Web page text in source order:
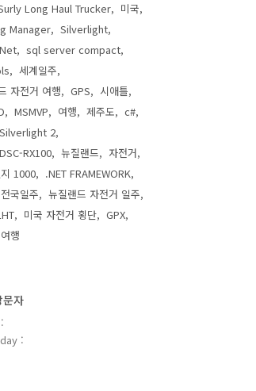
Long Haul Trucker
미국
Manager
Silverlight
sql server compact
세계일주
자전거 여행
GPS
시애틀
MSMVP 여행 제주도
c#
Silverlight 2
RX100
뉴질랜드
자전거
1000
.NET FRAMEWORK
국일주
뉴질랜드 자전거 일주
미국 자전거 횡단
GPX
행
문자
: